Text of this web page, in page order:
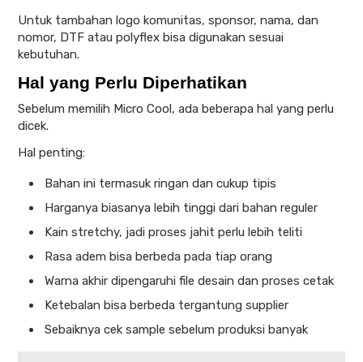
Untuk tambahan logo komunitas, sponsor, nama, dan
nomor, DTF atau polyflex bisa digunakan sesuai
kebutuhan.
Hal yang Perlu Diperhatikan
Sebelum memilih Micro Cool, ada beberapa hal yang perlu
dicek.
Hal penting:
Bahan ini termasuk ringan dan cukup tipis
Harganya biasanya lebih tinggi dari bahan reguler
Kain stretchy, jadi proses jahit perlu lebih teliti
Rasa adem bisa berbeda pada tiap orang
Warna akhir dipengaruhi file desain dan proses cetak
Ketebalan bisa berbeda tergantung supplier
Sebaiknya cek sample sebelum produksi banyak